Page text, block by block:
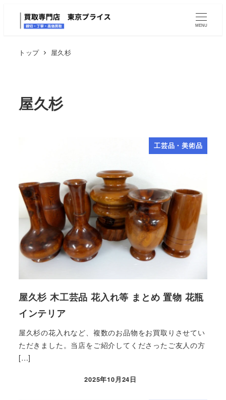
MENU
トップ 屋久杉
屋久杉
工芸品・美術品
屋久杉 木工芸品 花入れ等 まとめ 置物 花瓶
インテリア
屋久杉の花入れなど、複数のお品物をお買取りさせてい
ただきました。当店をご紹介してくださったご友人の方
[…]
2025年10月24日